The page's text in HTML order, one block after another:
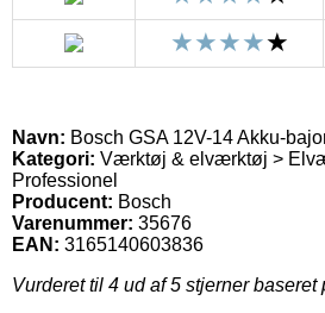
Navn: Bosch GSA 12V-14 Akku-
Kategori: Værktøj & elværktøj >
Professionel
Producent: Bosch
Varenummer: 35676
EAN: 3165140603836
Vurderet til 4 ud af 5 stjerner baseret